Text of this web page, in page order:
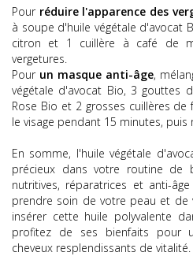
Pour réduire l'apparence des
à soupe d'huile végétale d'avocat
citron et 1 cuillère à café de
vergetures.
Pour un masque anti-âge,
végétale d'avocat Bio, 3 gouttes
Rose Bio et 2 grosses cuillères
le visage pendant 15 minutes, puis
En somme, l'huile végétale
précieux dans votre routine de
nutritives, réparatrices et anti-
prendre soin de votre peau et de
insérer cette huile polyvalente
profitez de ses bienfaits pour
cheveux resplendissants de vitalité.